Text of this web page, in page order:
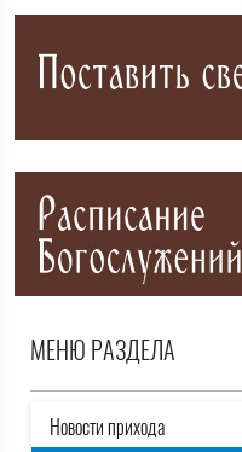
МЕНЮ РАЗДЕЛА
Новости прихода